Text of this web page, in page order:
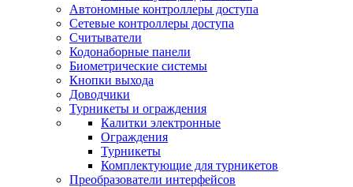
Автономные контроллеры доступа
Сетевые контроллеры доступа
Считыватели
Кодонаборные панели
Биометрические системы
Кнопки выхода
Доводчики
Турникеты и ограждения
Калитки электронные
Ограждения
Турникеты
Комплектующие для турникетов
Преобразователи интерфейсов